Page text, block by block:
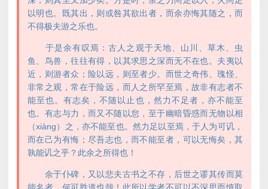
以明也。既其出，则或咎其欲出者，而余亦悔其随之，而
不得极夫游之乐也。
于是余有叹焉：古人之观于天地、山川、草木、虫
鱼、鸟兽，往往有得，以其求思之深而无不在也。夫夷以
近，则游者众；险以远，则至者少。而世之奇伟、瑰怪、
非常之观，常在于险远，而人之所罕至焉，故非有志者不
能至也。有志矣，不随以止也，然力不足者，亦不能至
也。有志与力，而又不随以怠，至于幽暗昏惑而无物以相
（xiàng）之，亦不能至也。然力足以至焉，于人为可讥，
而在己为有悔；尽吾志也，而不能至者，可以无悔矣，其
孰能讥之乎？此余之所得也！
余于仆碑，又以悲夫古书之不存，后世之谬其传而莫